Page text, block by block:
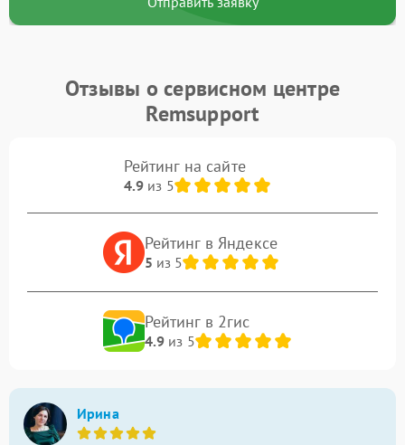
Отзывы о сервисном центре
Remsupport
Рейтинг на сайте
4.9из 5
Рейтинг в Яндексе
5 из 5
Рейтинг в 2гис
4.9из 5
Ирина